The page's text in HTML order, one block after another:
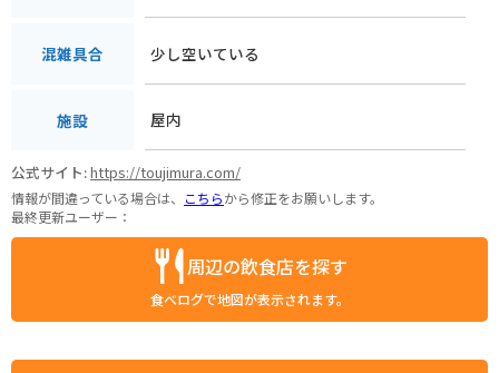
混雑具合 少し空いている
施設 屋内
公式サイト:https://toujimura.com/
情報が間違っている場合は、 こちらから修正をお願いします。
最終更新ユーザー：
周辺の飲食店を探す
食べログで地図が表示されます。